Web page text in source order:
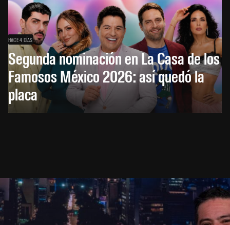
HACE 4 DÍAS
Segunda nominación en La Casa de los
Famosos México 2026: así quedó la
placa